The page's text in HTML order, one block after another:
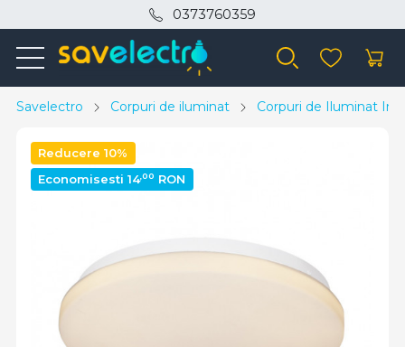
0373760359
Savelectro Corpuri de iluminat Corpuri de Iluminat
Reducere 10%
Economisesti 14,00 RON